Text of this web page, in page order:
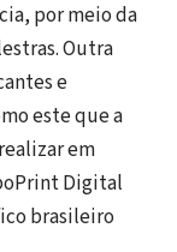
por meio da
Outra
e
este que a
em
Digital
brasileiro